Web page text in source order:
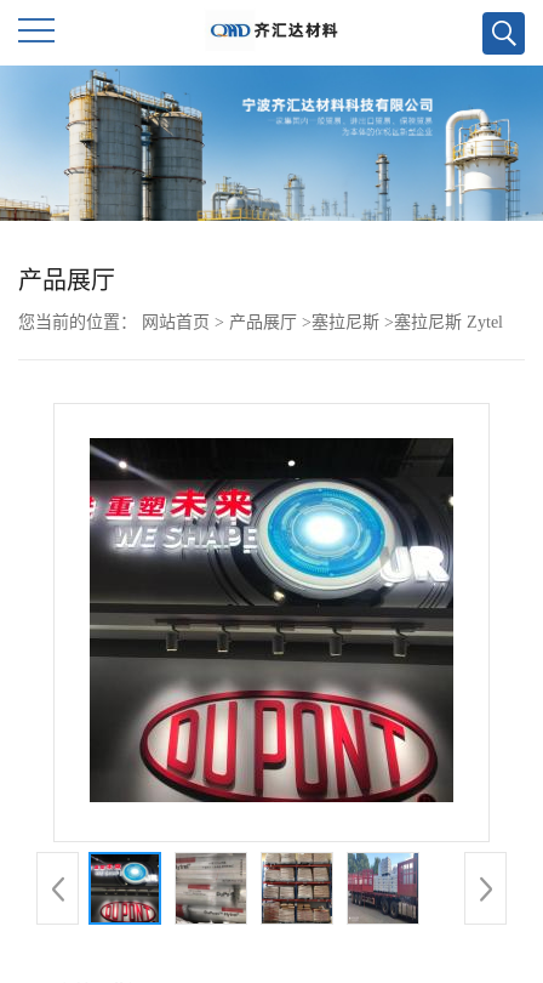
首
页
公
品
产品展厅
您当前的位置： 网站首页 > 产品展厅 >塞拉尼斯 >塞拉尼斯 Zytel